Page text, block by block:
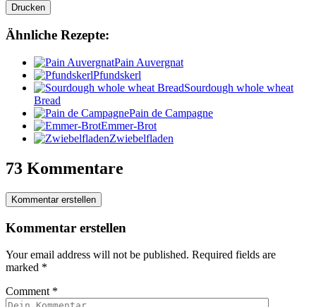
Drucken
Ähnliche Rezepte:
Pain Auvergnat
Pfundskerl
Sourdough whole wheat
Bread
Pain de Campagne
Emmer-Brot
Zwiebelfladen
73 Kommentare
Kommentar erstellen
Kommentar erstellen
Your email address will not be published. Required fields are
marked *
Comment *